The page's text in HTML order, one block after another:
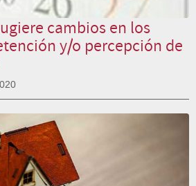
cambios en los
y/o percepción de